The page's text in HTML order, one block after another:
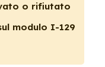
o rifiutato
modulo I-129